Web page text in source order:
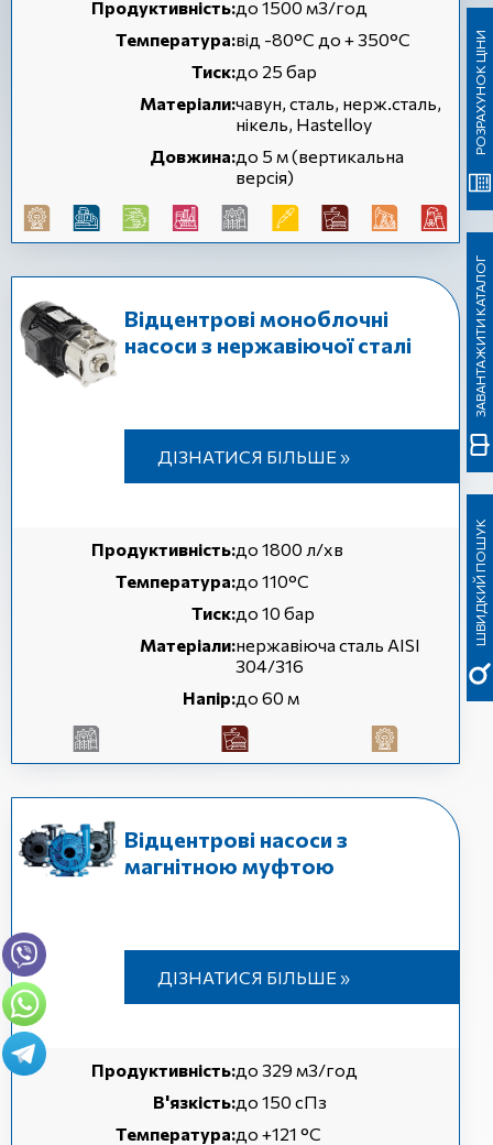
Продуктивність:до 1500 м3/год
Температура:від -80°C до + 350°C
Тиск:до 25 бар
Матеріали:чавун, сталь, нерж.сталь,
нікель, Hastelloy
Довжина:до 5 м (вертикальна
версія)
Відцентрові моноблочні
насоси з нержавіючої сталі
ДІЗНАТИСЯ БІЛЬШЕ »
Продуктивність:до 1800 л/хв
Температура:до 110°C
Тиск:до 10 бар
Матеріали:нержавіюча сталь AISI
304/316
Напір:до 60 м
Відцентрові насоси з
магнітною муфтою
ДІЗНАТИСЯ БІЛЬШЕ »
Продуктивність:до 329 м3/год
В'язкість:до 150 сПз
Температура:до +121 °С
ШВИДКИЙ ПОШУК
ЗАВАНТАЖИТИ КАТАЛОГ
РОЗРАХУНОК ЦІНИ